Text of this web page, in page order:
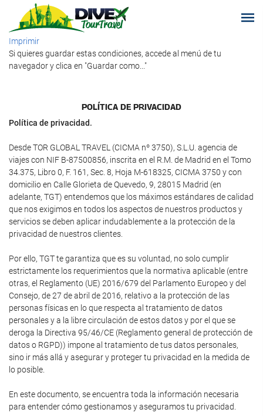
Imprimir
Si quieres guardar estas condiciones, accede al menú de tu
navegador y clica en "Guardar como..."
POLÍTICA DE PRIVACIDAD
Política de privacidad.
Desde TOR GLOBAL TRAVEL (CICMA nº 3750), S.L.U. agencia de
viajes con NIF B-87500856, inscrita en el R.M. de Madrid en el Tomo
34.375, Libro 0, F. 161, Sec. 8, Hoja M-618325, CICMA 3750 y con
domicilio en Calle Glorieta de Quevedo, 9, 28015 Madrid (en
adelante, TGT) entendemos que los máximos estándares de calidad
que nos exigimos en todos los aspectos de nuestros productos y
servicios se deben aplicar indudablemente a la protección de la
privacidad de nuestros clientes.
Por ello, TGT te garantiza que es su voluntad, no solo cumplir
estrictamente los requerimientos que la normativa aplicable (entre
otras, el Reglamento (UE) 2016/679 del Parlamento Europeo y del
Consejo, de 27 de abril de 2016, relativo a la protección de las
personas físicas en lo que respecta al tratamiento de datos
personales y a la libre circulación de estos datos y por el que se
deroga la Directiva 95/46/CE (Reglamento general de protección de
datos o RGPD)) impone al tratamiento de tus datos personales,
sino ir más allá y asegurar y proteger tu privacidad en la medida de
lo posible.
En este documento, se encuentra toda la información necesaria
para entender cómo gestionamos y aseguramos tu privacidad.